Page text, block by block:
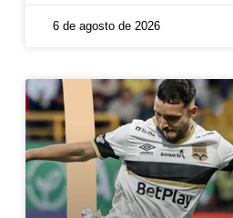
6 de agosto de 2026